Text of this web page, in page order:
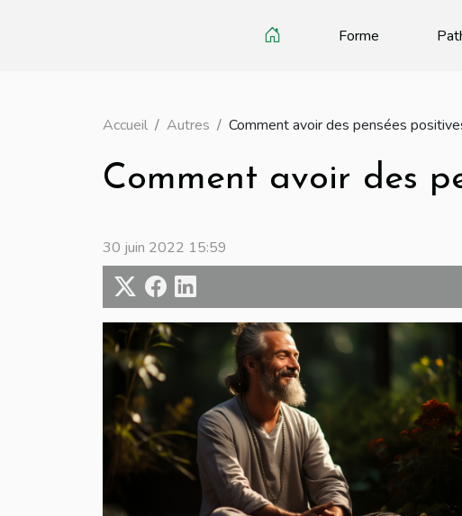
Forme
Accueil Autres Comment avoir des pensées
Comment avoir des
30 juin 2022 15:59